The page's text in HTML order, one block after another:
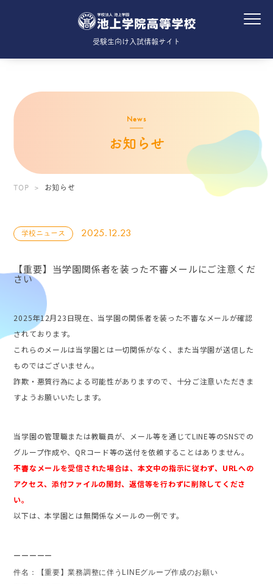
受験生向け入試情報サイト
News
お知らせ
TOP お知らせ
学校ニュース 2025.12.23
【重要】当学園関係者を装った不審メールにご注意くだ
さい
2025年12月23日現在、当学園の関係者を装った不審なメールが確認
されております。
これらのメールは当学園とは一切関係がなく、また当学園が送信した
ものではございません。
詐欺・悪質行為による可能性がありますので、十分ご注意いただきま
すようお願いいたします。
当学園の管理職または教職員が、メール等を通じてLINE等のSNSでの
グループ作成や、QRコード等の送付を依頼することはありません。
不審なメールを受信された場合は、本文中の指示に従わず、URLへの
アクセス、添付ファイルの開封、返信等を行わずに削除してくださ
い。
以下は、本学園とは無関係なメールの一例です。
ーーーーー
件名：【重要】業務調整に伴うLINEグループ作成のお願い